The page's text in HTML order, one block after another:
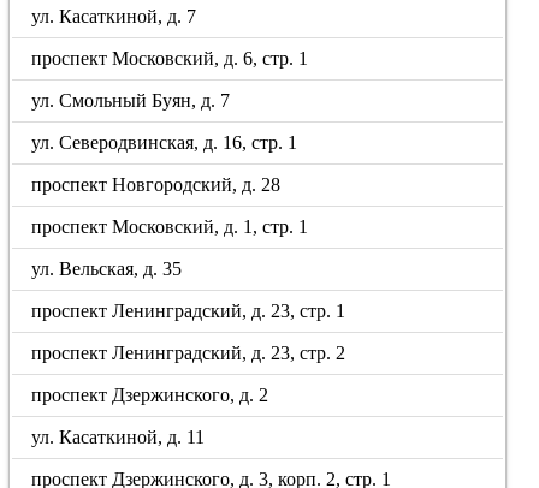
ул. Касаткиной, д. 7
проспект Московский, д. 6, стр. 1
ул. Смольный Буян, д. 7
ул. Северодвинская, д. 16, стр. 1
проспект Новгородский, д. 28
проспект Московский, д. 1, стр. 1
ул. Вельская, д. 35
проспект Ленинградский, д. 23, стр. 1
проспект Ленинградский, д. 23, стр. 2
проспект Дзержинского, д. 2
ул. Касаткиной, д. 11
проспект Дзержинского, д. 3, корп. 2, стр. 1